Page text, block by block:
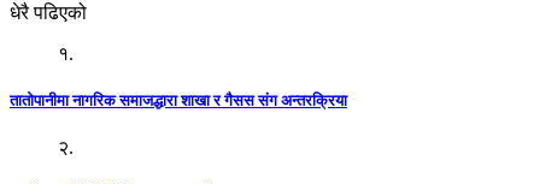
धेरै पढिएको
१.
तातोपानीमा नागरिक समाजद्धारा शाखा र गैसस संग अन्तरक्रिया
२.